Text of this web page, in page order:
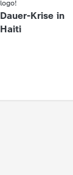
logo!
:
Dauer-Krise in
Haiti